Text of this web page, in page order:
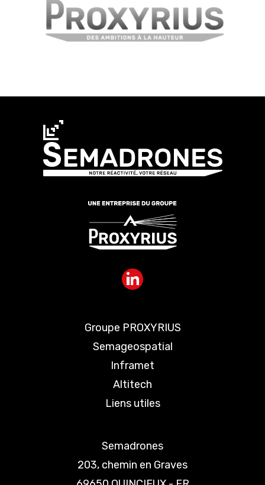
Groupe PROXYRIUS
Semageospatial
Inframet
Altitech
Liens utiles
Semadrones
203, chemin en Graves